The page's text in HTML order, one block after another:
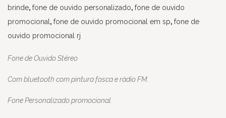
brinde, fone de ouvido personalizado, fone de ouvido
promocional , fone de ouvido promocional em sp, fone de
ouvido promocional rj
Fone de Ouvido Stéreo
Com bluetooth com pintura fosca e rádio FM.
Fone Personalizado promocional